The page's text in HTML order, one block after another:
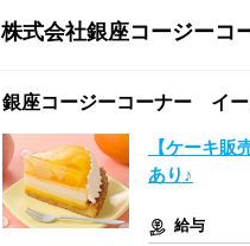
株式会社銀座コージーコ
銀座コージーコーナー イ
【ケーキ
あり♪
給与